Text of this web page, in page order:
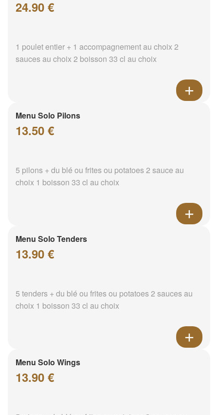
24.90 €
1 poulet entier + 1 accompagnement au choix 2
sauces au choix 2 boisson 33 cl au choix
Menu Solo Pilons
13.50 €
5 pilons + du blé ou frites ou potatoes 2 sauce au
choix 1 boisson 33 cl au choix
Menu Solo Tenders
13.90 €
5 tenders + du blé ou frites ou potatoes 2 sauces au
choix 1 boisson 33 cl au choix
Menu Solo Wings
13.90 €